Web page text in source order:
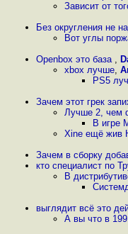
Зависит от
Без округления не
Вот углы
Openbox это база ,
xbox лучше,
PS5
Зачем этот грек
Лучше 2, чем
В игре
Xine ещё жив
Зачем в сборку
кто специалист по
В
выглядит всё это
А вы что в